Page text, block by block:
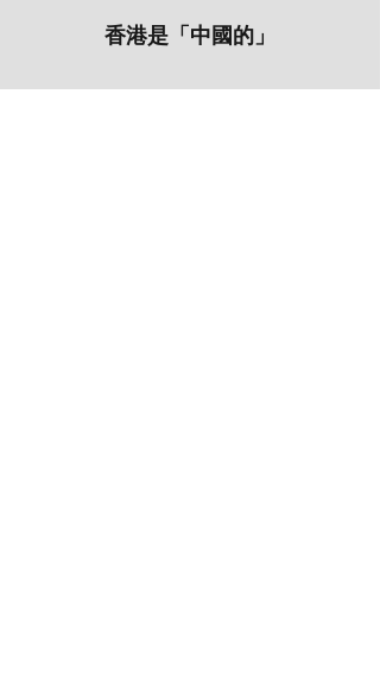
香港是「中國的」